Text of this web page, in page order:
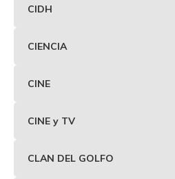
CIDH
CIENCIA
CINE
CINE y TV
CLAN DEL GOLFO